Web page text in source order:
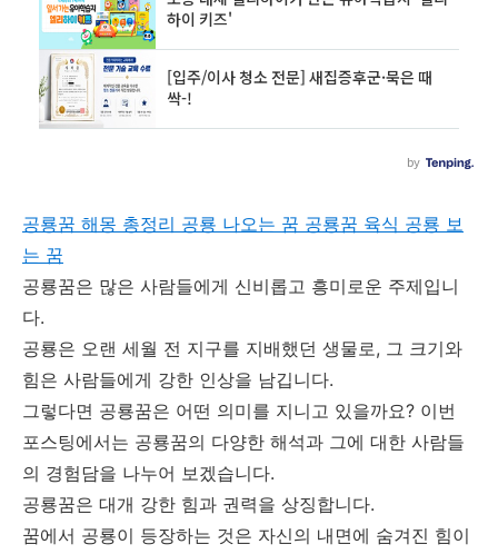
공룡꿈 해몽 총정리 공룡 나오는 꿈 공룡꿈 육식 공룡 보
는 꿈
공룡꿈은 많은 사람들에게 신비롭고 흥미로운 주제입니
다.
공룡은 오랜 세월 전 지구를 지배했던 생물로, 그 크기와
힘은 사람들에게 강한 인상을 남깁니다.
그렇다면 공룡꿈은 어떤 의미를 지니고 있을까요? 이번
포스팅에서는 공룡꿈의 다양한 해석과 그에 대한 사람들
의 경험담을 나누어 보겠습니다.
공룡꿈은 대개 강한 힘과 권력을 상징합니다.
꿈에서 공룡이 등장하는 것은 자신의 내면에 숨겨진 힘이